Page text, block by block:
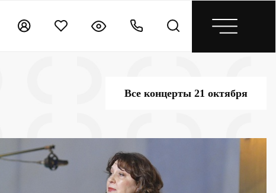
Все концерты 21 октября